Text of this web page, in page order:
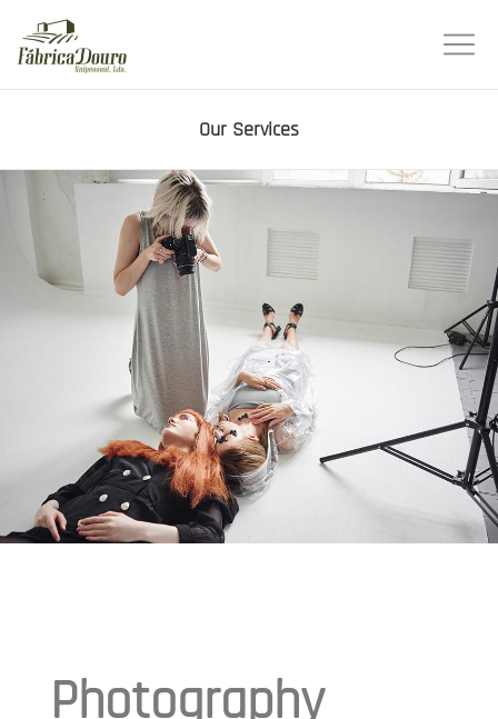
Our Services
Photography